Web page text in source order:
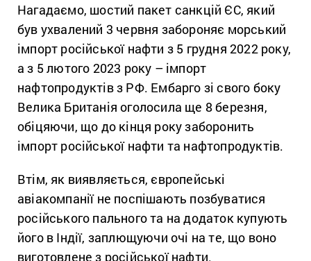
Нагадаємо, шостий пакет санкцій ЄС, який
був ухвалений 3 червня забороняє морський
імпорт російської нафти з 5 грудня 2022 року,
а з 5 лютого 2023 року – імпорт
нафтопродуктів з РФ. Ембарго зі свого боку
Велика Британія оголосила ще 8 березня,
обіцяючи, що до кінця року заборонить
імпорт російської нафти та нафтопродуктів.
Втім, як виявляється, європейські
авіакомпанії не поспішають позбуватися
російського пального та на додаток купують
його в Індії, заплющуючи очі на те, що воно
виготовлене з російської нафти.